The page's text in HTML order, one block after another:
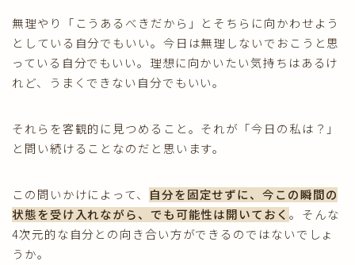
無理やり「こうあるべきだから」とそちらに向かわせよう
としている自分でもいい。今日は無理しないでおこうと思
っている自分でもいい。理想に向かいたい気持ちはあるけ
れど、うまくできない自分でもいい。
それらを客観的に見つめること。それが「今日の私は？」
と問い続けることなのだと思います。
この問いかけによって、 自分を固定せずに、今この瞬間の
状態を受け入れながら、でも可能性は開いておく 。そんな
4次元的な自分との向き合い方ができるのではないでしょ
うか。